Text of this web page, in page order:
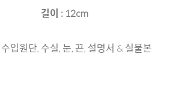
길이 : 12cm
입원단, 수실, 눈, 끈, 설명서 & 실물본